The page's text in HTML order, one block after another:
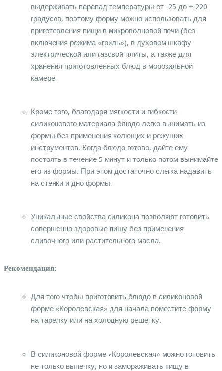
выдерживать перепад температуры от -25 до + 220
градусов, поэтому форму можно использовать для
приготовления пищи в микроволновой печи (без
включения режима «гриль»), в духовом шкафу
электрической или газовой плиты, а также для
хранения приготовленных блюд в морозильной
камере.
Кроме того, благодаря мягкости и гибкости
силиконового материала блюдо легко вынимать из
формы без применения колющих и режущих
инструментов. Когда блюдо готово, дайте ему
постоять в течение 5 минут и только потом вынимайте
его из формы. При этом достаточно слегка надавить
на стенки и дно формы.
Уникальные свойства силикона позволяют готовить
совершенно здоровые пищу без применения
сливочного или растительного масла.
Рекомендация:
Для того чтобы приготовить блюдо в силиконовой
форме «Королевская» для начала поместите форму
на тарелку или на холодную решетку.
В силиконовой форме «Королевская» можно готовить
не только выпечку, но и замораживать пищу в